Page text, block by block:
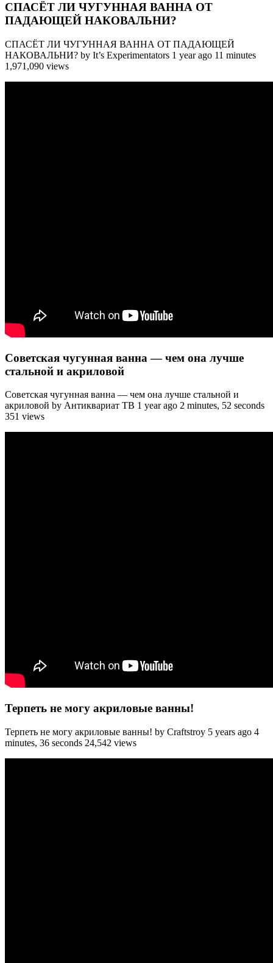
СПАСЁТ ЛИ ЧУГУННАЯ ВАННА ОТ
ПАДАЮЩЕЙ НАКОВАЛЬНИ?
СПАСЁТ ЛИ ЧУГУННАЯ ВАННА ОТ ПАДАЮЩЕЙ
НАКОВАЛЬНИ? by It’s Experimentators 1 year ago 11 minutes
1,971,090 views
Советская чугунная ванна — чем она лучше
стальной и акриловой
Советская чугунная ванна — чем она лучше стальной и
акриловой by Антиквариат ТВ 1 year ago 2 minutes, 52 seconds
351 views
Терпеть не могу акриловые ванны!
Терпеть не могу акриловые ванны! by Craftstroy 5 years ago 4
minutes, 36 seconds 24,542 views